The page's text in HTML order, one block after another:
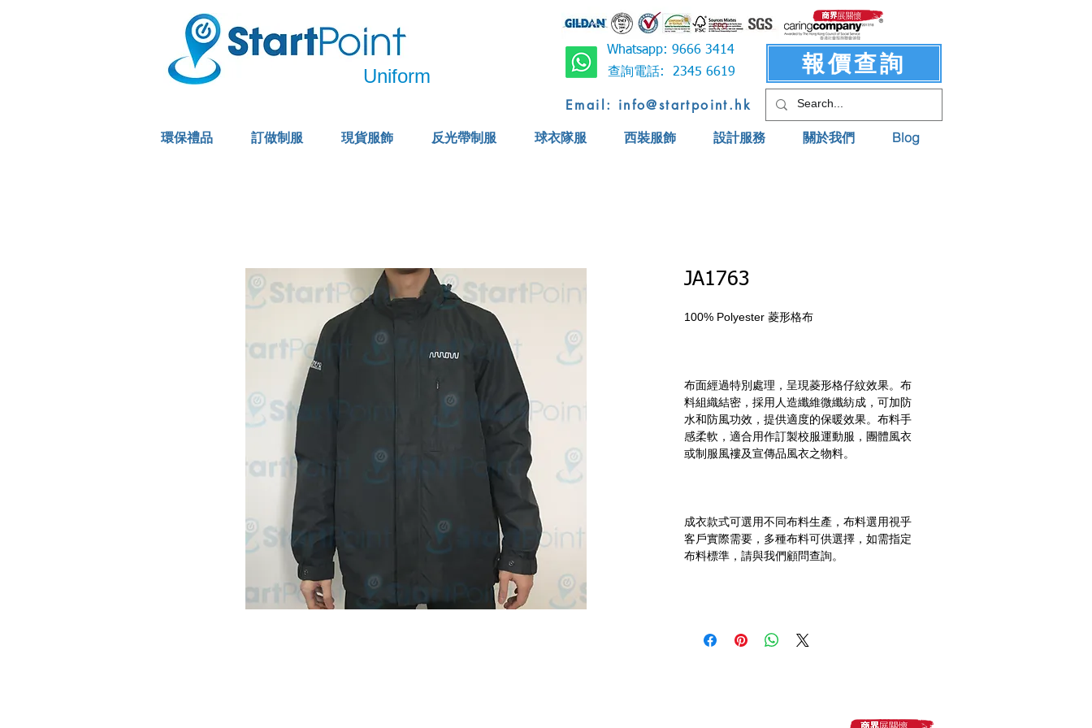
Whatsapp: 9666 3414
環保禮品 訂做制服 現貨服飾 反光帶制服 球衣隊服 西裝服飾 設計服務 關於我們 Blog
Uniform
Email: info@startpoint.hk
查詢電話: 2345 6619 報價查詢
JA1763
布面經過特別處理，呈現菱形格仔紋效果。布
料組織結密，採用人造纖維微纖紡成，可加防
水和防風功效，提供適度的保暖效果。布料手
感柔軟，適合用作訂製校服運動服，團體風衣
成衣款式可選用不同布料生產，布料選用視乎
客戶實際需要，多種布料可供選擇，如需指定